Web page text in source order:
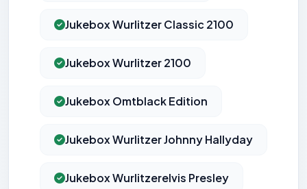
Jukebox Wurlitzer Classic 2100
Jukebox Wurlitzer 2100
Jukebox Omtblack Edition
Jukebox Wurlitzer Johnny Hallyday
Jukebox Wurlitzerelvis Presley